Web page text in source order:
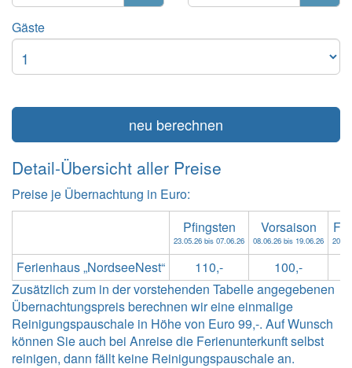
Gäste
neu berechnen
Detail-Übersicht aller Preise
Preise je Übernachtung in Euro:
Ferienhaus „NordseeNest“
Pfingsten
23.05.26 bis 07.06.26
Vorsaison
08.06.26 bis 19.06.26
110,-
100,-
Zusätzlich zum in der vorstehenden Tabelle angegebenen
Übernachtungspreis berechnen wir eine einmalige
Reinigungspauschale in Höhe von Euro 99,-. Auf Wunsch
können Sie auch bei Anreise die Ferienunterkunft selbst
reinigen, dann fällt keine Reinigungspauschale an.